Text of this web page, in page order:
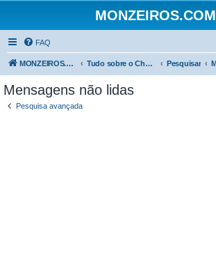
MONZEIROS.COM
FAQ
MONZEIROS.COM Tudo sobre o Chevrolet Monza! Pesquisar
Mensagens não lidas
Pesquisa avançada